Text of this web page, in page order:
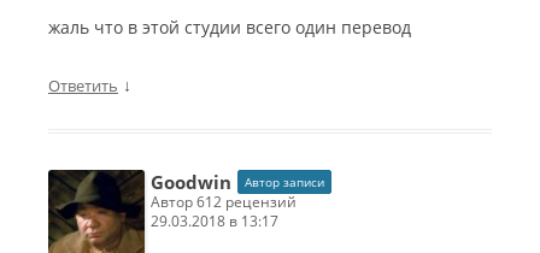
жаль что в этой студии всего один перевод
Ответить ↓
Goodwin Автор записи
автор 612 рецензий
29.03.2018 в 13:17